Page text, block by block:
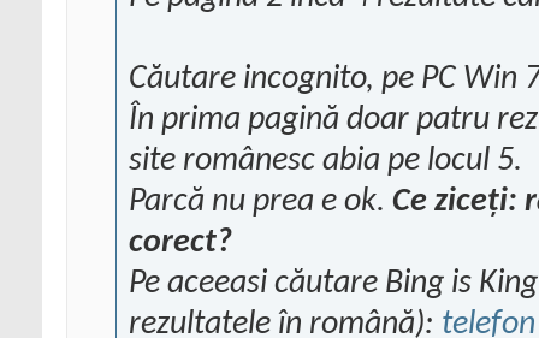
Căutare incognito, pe PC Win
În prima pagină doar patru
site românesc abia pe locul 5.
Parcă nu prea e ok. Ce ziceţi:
corect?
Pe aceeasi căutare Bing is
rezultatele în română):